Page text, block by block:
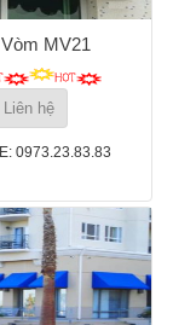
MV21
Liên hệ
0973.23.83.83